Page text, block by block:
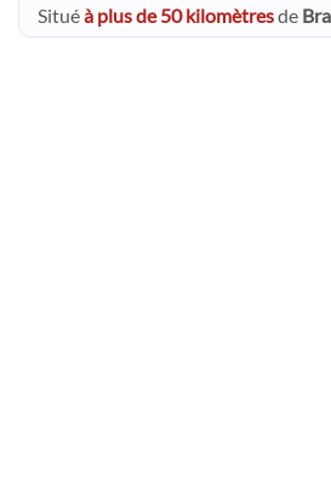
Situéà plus de 50 kilomètresde